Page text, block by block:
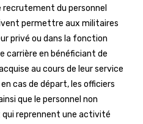
recrutement du personnel
permettre aux militaires
privé ou dans la fonction
carrière en bénéficiant de
au cours de leur service
cas de départ, les officiers
que le personnel non
reprennent une activité